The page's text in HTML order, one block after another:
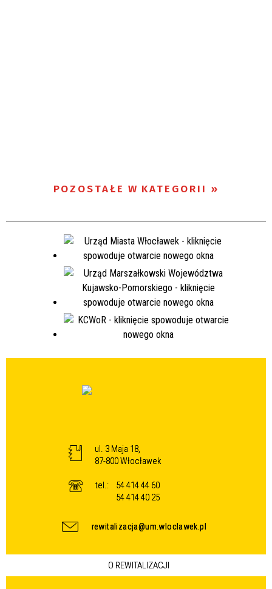
POZOSTAŁE W KATEGORII
ul. 3 Maja 18,
87-800 Włocławek
tel.:
54 414 44 60
54 414 40 25
rewitalizacja@um.wloclawek.pl
O REWITALIZACJI